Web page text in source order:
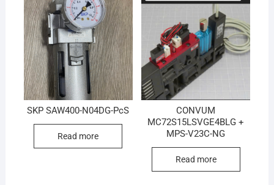
SKP SAW400-N04DG-PcS
Read more
CONVUM
MC72S15LSVGE4BLG +
MPS-V23C-NG
Read more